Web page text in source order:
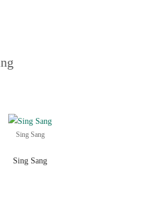
Sing Sang
Sing Sang